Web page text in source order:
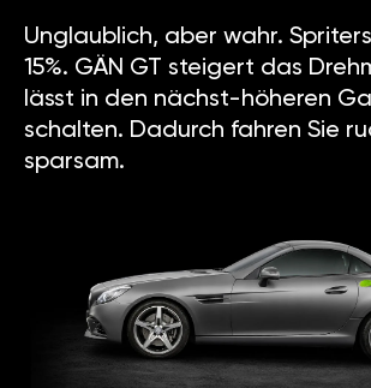
Unglaublich, aber wahr.
15%. GÄN GT steigert das
lässt in den nächst-höheren
schalten. Dadurch fahren Sie
sparsam.